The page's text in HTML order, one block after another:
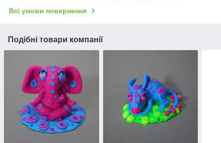
Всі умови повернення
Подібні товари компанії